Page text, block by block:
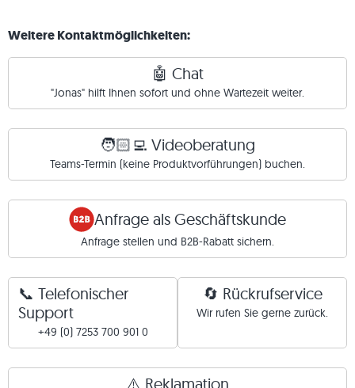
Weitere Kontaktmöglichkeiten:
🤖 Chat
"Jonas" hilft Ihnen sofort und ohne Wartezeit weiter.
🧑🏻‍💻 Videoberatung
Teams-Termin (keine Produktvorführungen) buchen.
Anfrage als Geschäftskunde
Anfrage stellen und B2B-Rabatt sichern.
📞 Telefonischer
Support
+49 (0) 7253 700 901 0
🔄 Rückrufservice
Wir rufen Sie gerne zurück.
⚠️ Reklamation